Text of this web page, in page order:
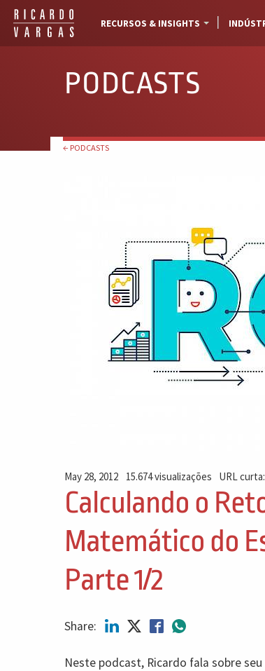
RECURSOS & INSIGHTS
PODCASTS
← PODCASTS
May 28, 2012 15.674 visualizações URL
Calculando o
Matemático do
Parte 1/2
Share:
Neste podcast, Ricardo fala sobre